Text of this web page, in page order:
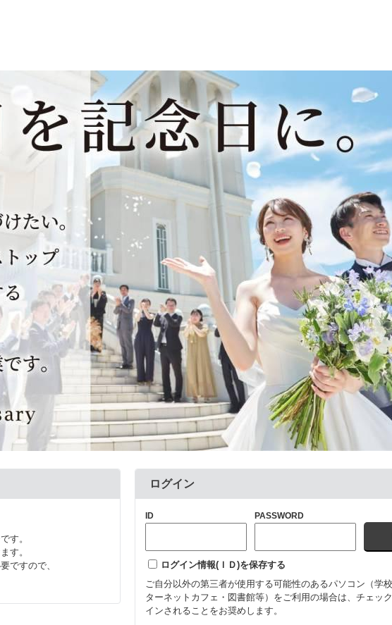
ログイン
ID PASSWORD
ログイン情報(ＩＤ)を保存する
ご自分以外の第三者が使用する可能性のあるパソコン（学
ターネットカフェ・図書館等）をご利用の場合は、チェッ
インされることをお奨めします。
す。
す。
ですので、